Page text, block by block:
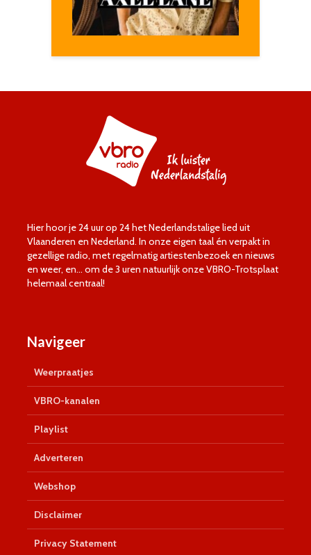
Hier hoor je 24 uur op 24 het Nederlandstalige lied uit
Vlaanderen en Nederland. In onze eigen taal én verpakt in
gezellige radio, met regelmatig artiestenbezoek en nieuws
en weer, en… om de 3 uren natuurlijk onze VBRO-Trotsplaat
helemaal centraal!
Navigeer
Weerpraatjes
VBRO-kanalen
Playlist
Adverteren
Webshop
Disclaimer
Privacy Statement